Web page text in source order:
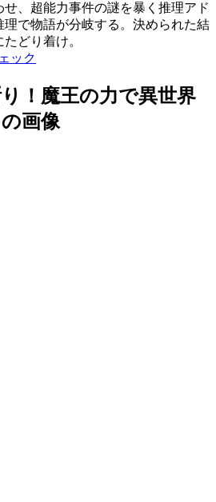
、超能力事件の謎を暴く推理アド
で物語が分岐する。決められた結
どり着け。
ック
！魔王の力で異世界
画像